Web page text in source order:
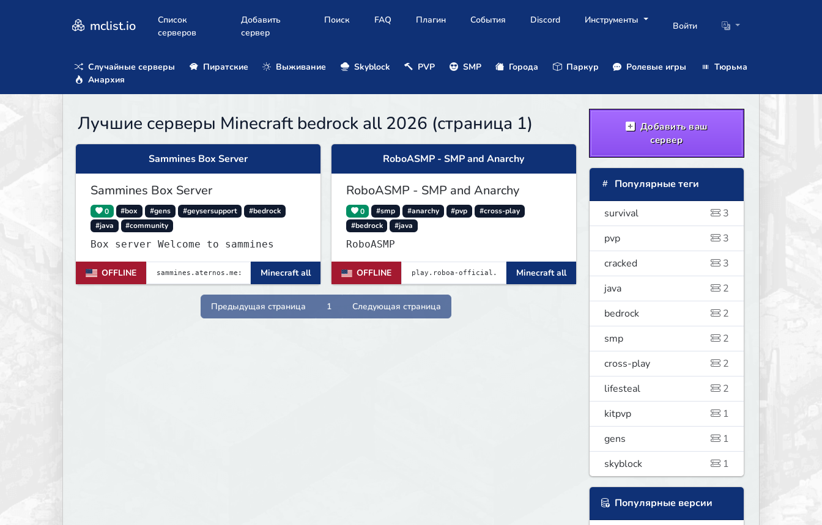
mclist.io
Список
серверов
Добавить
сервер
Поиск FAQ Плагин События Discord Инструменты
Войти
Случайные серверы Пиратские Выживание Skyblock PVP SMP Города Паркур Ролевые игры
Тюрьма
Анархия
Лучшие серверы Minecraft bedrock all 2026 (страница 1)
Sammines Box Server
Sammines Box Server
0 #box #gens #geysersupport
#bedrock
#java
#community
Box server Welcome to sammines
OFFLINE Minecraft all
RoboASMP - SMP and Anarchy
RoboASMP - SMP and Anarchy
0 #smp #anarchy #pvp
#cross-play
#bedrock
#java
RoboASMP
OFFLINE Minecraft all
Предыдущая страница 1 Следующая страница
Добавить ваш
сервер
Популярные теги
survival
3
pvp
3
cracked
3
java
2
bedrock
2
smp
2
cross-play
2
lifesteal
2
kitpvp
1
gens
1
skyblock
1
Популярные версии